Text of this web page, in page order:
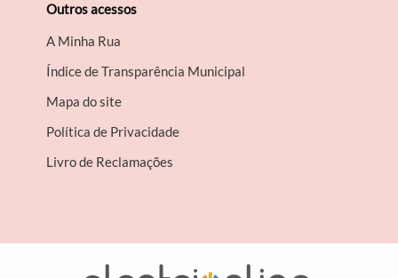
Outros acessos
A Minha Rua
Índice de Transparência Municipal
Mapa do site
Política de Privacidade
Livro de Reclamações